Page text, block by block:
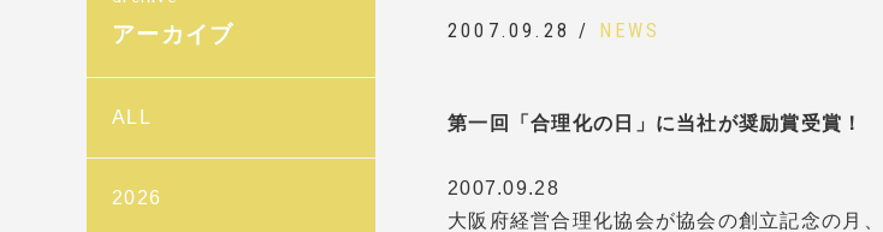
2007.09.28 / NEWS
第一回「合理化の日」に当社が奨励賞受賞！
2007.09.28
大阪府経営合理化協会が協会の創立記念の月
アーカイブ
ALL
2026